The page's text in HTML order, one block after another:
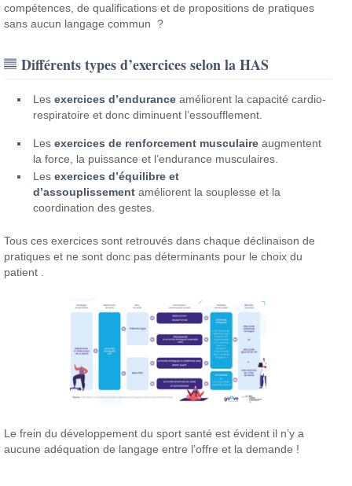
compétences, de qualifications et de propositions de pratiques
sans aucun langage commun ?
Différents types d’exercices selon la HAS
Lesexercices d’endurance améliorent la capacité cardio-
respiratoire et donc diminuent l’essoufflement.
Lesexercices de renforcement musculaire augmentent
la force, la puissance et l’endurance musculaires.
Lesexercices d’équilibre et
d’assouplissement améliorent la souplesse et la
coordination des gestes.
Tous ces exercices sont retrouvés dans chaque déclinaison de
pratiques et ne sont donc pas déterminants pour le choix du
patient .
Le frein du développement du sport santé est évident il n’y a
aucune adéquation de langage entre l’offre et la demande !